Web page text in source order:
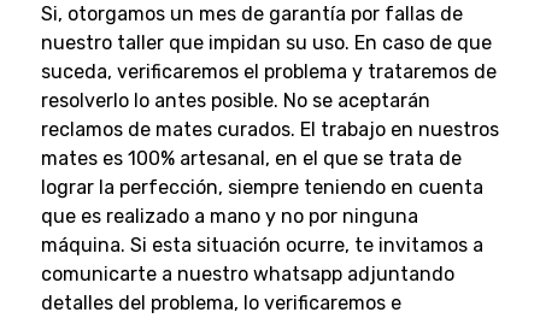
Si, otorgamos un mes de garantía por fallas de
nuestro taller que impidan su uso. En caso de que
suceda, verificaremos el problema y trataremos de
resolverlo lo antes posible. No se aceptarán
reclamos de mates curados. El trabajo en nuestros
mates es 100% artesanal, en el que se trata de
lograr la perfección, siempre teniendo en cuenta
que es realizado a mano y no por ninguna
máquina. Si esta situación ocurre, te invitamos a
comunicarte a nuestro whatsapp adjuntando
detalles del problema, lo verificaremos e